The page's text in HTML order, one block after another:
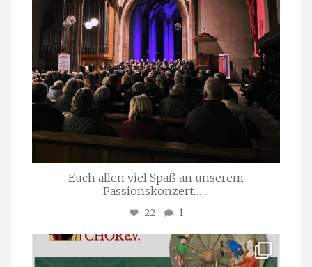
Euch allen viel Spaß an unserem
Passionskonzert… ...
22 1
stuttgarter_oratorienchor
Juli 22